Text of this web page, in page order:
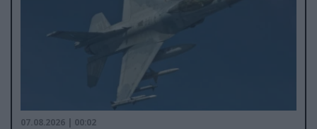
07.08.2026 | 00:02